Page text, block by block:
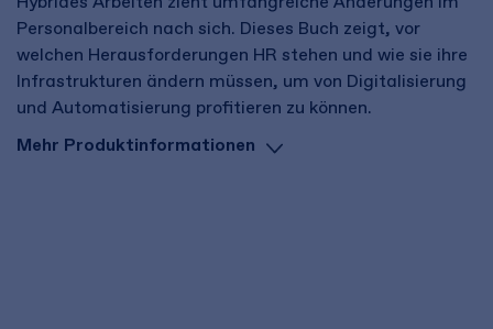
Personalbereich nach sich. Dieses Buch zeigt, vor
welchen Herausforderungen HR stehen und wie sie ihre
Infrastrukturen ändern müssen, um von Digitalisierung
und Automatisierung profitieren zu können.
Mehr Produktinformationen